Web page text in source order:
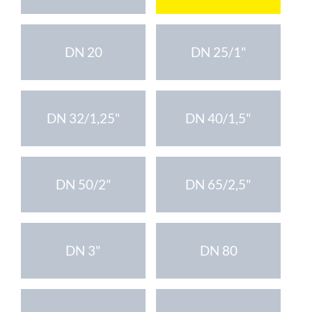
DN 20 DN 25/1"
DN 32/1,25" DN 40/1,5"
DN 50/2" DN 65/2,5"
DN 3" DN 80